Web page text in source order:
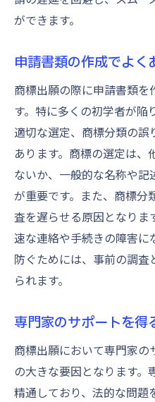
ができます。
申請書類の作成でよく
商標出願の際に申請書類
す。特に多くの初学者が陥
適切な選定、商標分類の誤
あります。商標の選定は
ないか、一般的な名称や記
が重要です。また、商標分
査を遅らせる原因となりま
速な連絡や手続きの障害に
防ぐためには、事前の調
られます。
専門家のサポートを得
商標出願において専門家
の大きな要因となります
精通しており、法的な問題